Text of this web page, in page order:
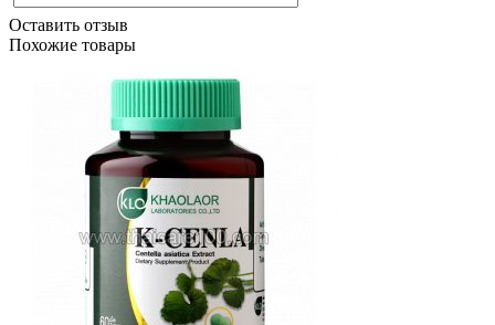
Оставить отзыв
Похожие товары